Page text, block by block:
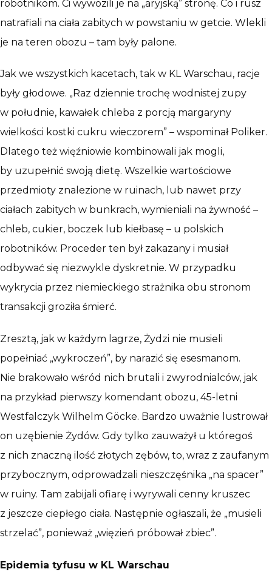
robotnikom. Ci wywozili je na „aryjską” stronę. Co i rusz
natrafiali na ciała zabitych w powstaniu w getcie. Wlekli
je na teren obozu – tam były palone.
Jak we wszystkich kacetach, tak w KL Warschau, racje
były głodowe. „Raz dziennie trochę wodnistej zupy
w południe, kawałek chleba z porcją margaryny
wielkości kostki cukru wieczorem” – wspominał Poliker.
Dlatego też więźniowie kombinowali jak mogli,
by uzupełnić swoją dietę. Wszelkie wartościowe
przedmioty znalezione w ruinach, lub nawet przy
ciałach zabitych w bunkrach, wymieniali na żywność –
chleb, cukier, boczek lub kiełbasę – u polskich
robotników. Proceder ten był zakazany i musiał
odbywać się niezwykle dyskretnie. W przypadku
wykrycia przez niemieckiego strażnika obu stronom
transakcji groziła śmierć.
Zresztą, jak w każdym lagrze, Żydzi nie musieli
popełniać „wykroczeń”, by narazić się esesmanom.
Nie brakowało wśród nich brutali i zwyrodnialców, jak
na przykład pierwszy komendant obozu, 45-letni
Westfalczyk Wilhelm Göcke. Bardzo uważnie lustrował
on uzębienie Żydów. Gdy tylko zauważył u któregoś
z nich znaczną ilość złotych zębów, to, wraz z zaufanym
przybocznym, odprowadzali nieszczęśnika „na spacer”
w ruiny. Tam zabijali ofiarę i wyrywali cenny kruszec
z jeszcze ciepłego ciała. Następnie ogłaszali, że „musieli
strzelać”, ponieważ „więzień próbował zbiec”.
Epidemia tyfusu w KL Warschau